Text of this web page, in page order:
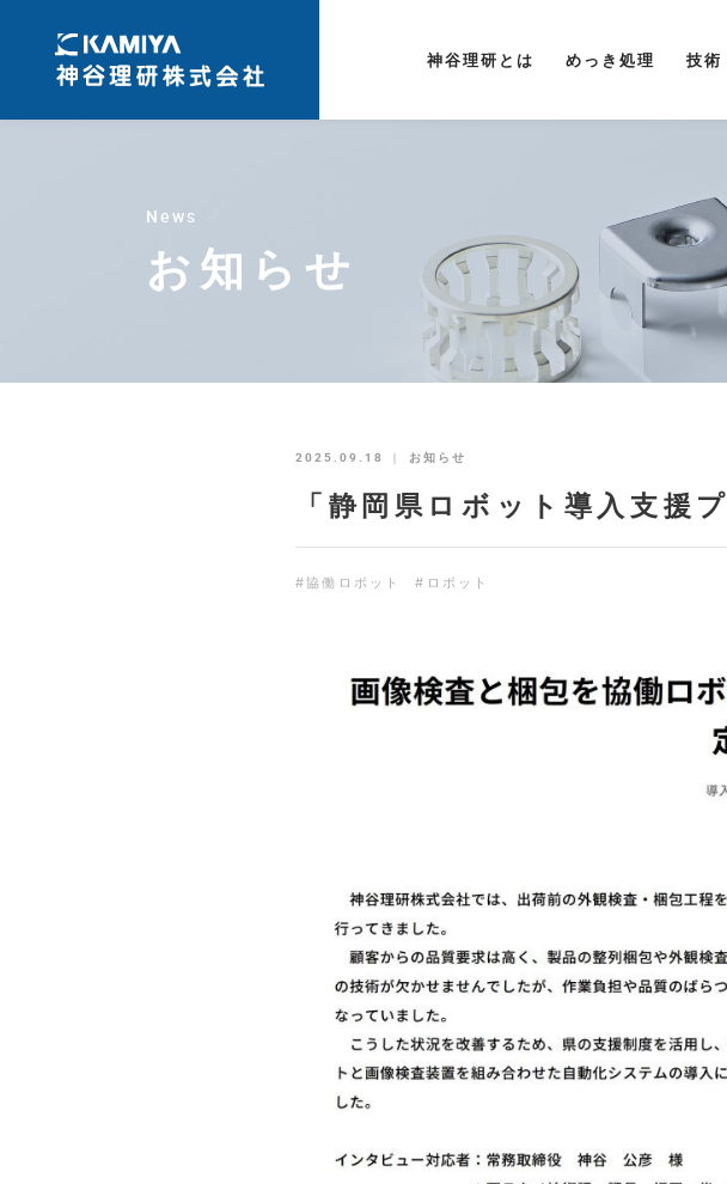
神谷理研とは めっき処理 技術
News
お知らせ
2025.09.18 ｜ お知らせ
「静岡県ロボット導入支援
#協働ロボット #ロボット